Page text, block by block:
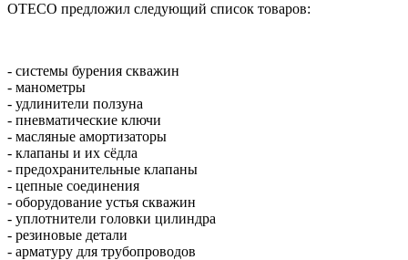
OTECO предложил следующий список товаров:
- системы бурения скважин
- манометры
- удлинители ползуна
- пневматические ключи
- масляные амортизаторы
- клапаны и их сёдла
- предохранительные клапаны
- цепные соединения
- оборудование устья скважин
- уплотнители головки цилиндра
- резиновые детали
- арматуру для трубопроводов